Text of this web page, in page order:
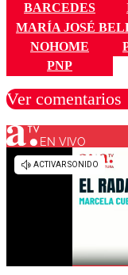
BARCEDES
MARÍA JOSÉ
NOHOME
PNP
Ver comentarios
Los
EN VIVO